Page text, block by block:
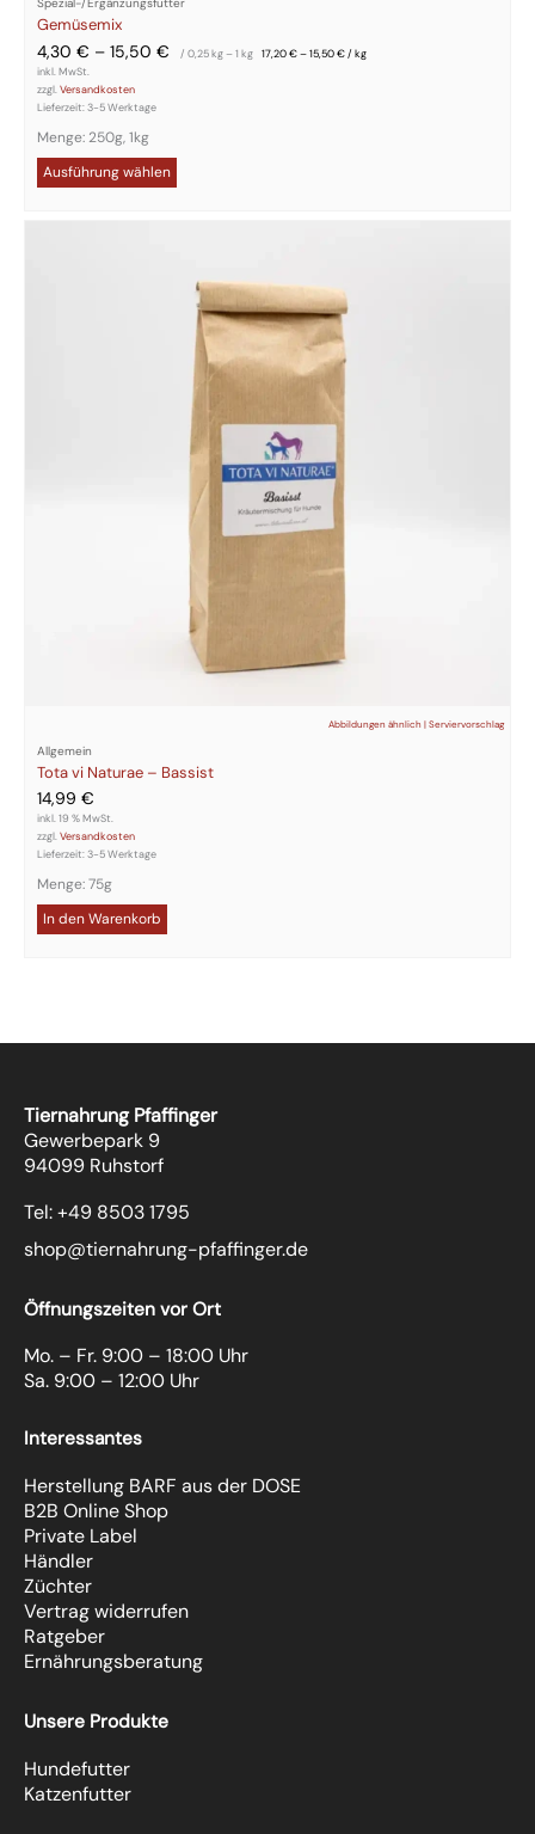
Spezial-/Ergänzungsfutter
Gemüsemix
4,30 € – 15,50 € / 0,25kg– 1 kg 17,20€–15,50€/kg
inkl. MwSt.
zzgl.Versandkosten
Lieferzeit:3-5 Werktage
Menge: 250g, 1kg
Ausführung wählen
Abbildungen ähnlich | Serviervorschlag
Allgemein
Tota vi Naturae – Bassist
14,99 €
inkl. 19 % MwSt.
zzgl.Versandkosten
Lieferzeit:3-5 Werktage
Menge: 75g
In den Warenkorb
Tiernahrung Pfaffinger
Gewerbepark 9
94099 Ruhstorf
Tel: +49 8503 1795
shop@tiernahrung-pfaffinger.de
Öffnungszeiten vor Ort
Mo. – Fr. 9:00 – 18:00 Uhr
Sa. 9:00 – 12:00 Uhr
Interessantes
Herstellung BARF aus der DOSE
B2B Online Shop
Private Label
Händler
Züchter
Vertrag widerrufen
Ratgeber
Ernährungsberatung
Unsere Produkte
Hundefutter
Katzenfutter